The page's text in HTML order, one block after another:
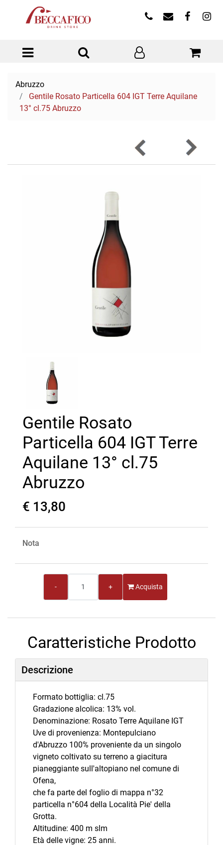
Open menu
Abruzzo
Gentile Rosato Particella 604 IGT Terre Aquilane
13° cl.75 Abruzzo
Gentile Rosato
Particella 604 IGT Terre
Aquilane 13° cl.75
Abruzzo
€ 13,80
Nota
Acquista
Caratteristiche Prodotto
Descrizione
Formato bottiglia: cl.75
Gradazione alcolica: 13% vol.
Denominazione: Rosato Terre Aquilane IGT
Uve di provenienza: Montepulciano
d'Abruzzo 100% proveniente da un singolo
vigneto coltivato su terreno a giacitura
pianeggiante sull'altopiano nel comune di
Ofena,
che fa parte del foglio di mappa n°32
particella n°604 della Località Pie' della
Grotta.
Altitudine: 400 m slm
Età delle vigne: 25 anni.